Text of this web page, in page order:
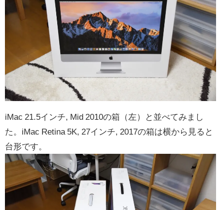
iMac 21.5インチ, Mid 2010の箱（左）と並べてみまし
た。iMac Retina 5K, 27インチ, 2017の箱は横から見ると
台形です。